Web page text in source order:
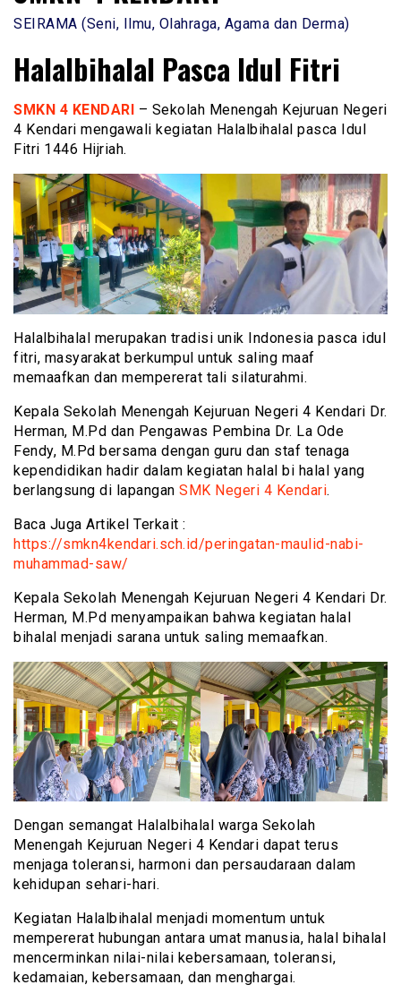
SEIRAMA (Seni, Ilmu, Olahraga, Agama dan Derma)
Halalbihalal Pasca Idul Fitri
SMKN 4 KENDARI – Sekolah Menengah Kejuruan Negeri
4 Kendari mengawali kegiatan Halalbihalal pasca Idul
Fitri 1446 Hijriah.
Halalbihalal merupakan tradisi unik Indonesia pasca idul
fitri, masyarakat berkumpul untuk saling maaf
memaafkan dan mempererat tali silaturahmi.
Kepala Sekolah Menengah Kejuruan Negeri 4 Kendari Dr.
Herman, M.Pd dan Pengawas Pembina Dr. La Ode
Fendy, M.Pd bersama dengan guru dan staf tenaga
kependidikan hadir dalam kegiatan halal bi halal yang
berlangsung di lapangan SMK Negeri 4 Kendari.
Baca Juga Artikel Terkait :
https://smkn4kendari.sch.id/peringatan-maulid-nabi-
muhammad-saw/
Kepala Sekolah Menengah Kejuruan Negeri 4 Kendari Dr.
Herman, M.Pd menyampaikan bahwa kegiatan halal
bihalal menjadi sarana untuk saling memaafkan.
Dengan semangat Halalbihalal warga Sekolah
Menengah Kejuruan Negeri 4 Kendari dapat terus
menjaga toleransi, harmoni dan persaudaraan dalam
kehidupan sehari-hari.
Kegiatan Halalbihalal menjadi momentum untuk
mempererat hubungan antara umat manusia, halal bihalal
mencerminkan nilai-nilai kebersamaan, toleransi,
kedamaian, kebersamaan, dan menghargai.